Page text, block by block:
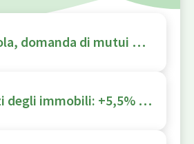
Bussola, domanda di mutui online: l’acquisto vale il 76%, il fisso scende all’88%
Prezzi degli immobili: +5,5% sull’anno, ma il trimestre segna -2,6%